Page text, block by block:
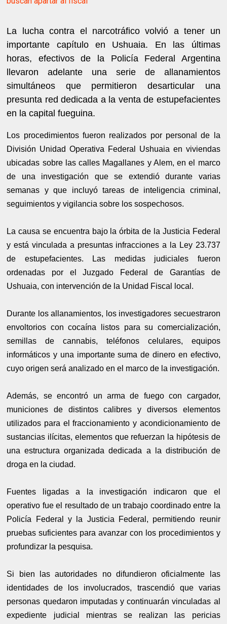
La lucha contra el narcotráfico volvió a tener un
importante capítulo en Ushuaia. En las últimas
horas, efectivos de la Policía Federal Argentina
llevaron adelante una serie de allanamientos
simultáneos que permitieron desarticular una
presunta red dedicada a la venta de estupefacientes
en la capital fueguina.
Los procedimientos fueron realizados por personal de la
División Unidad Operativa Federal Ushuaia en viviendas
ubicadas sobre las calles Magallanes y Alem, en el marco
de una investigación que se extendió durante varias
semanas y que incluyó tareas de inteligencia criminal,
seguimientos y vigilancia sobre los sospechosos.
La causa se encuentra bajo la órbita de la Justicia Federal
y está vinculada a presuntas infracciones a la Ley 23.737
de estupefacientes. Las medidas judiciales fueron
ordenadas por el Juzgado Federal de Garantías de
Ushuaia, con intervención de la Unidad Fiscal local.
Durante los allanamientos, los investigadores secuestraron
envoltorios con cocaína listos para su comercialización,
semillas de cannabis, teléfonos celulares, equipos
informáticos y una importante suma de dinero en efectivo,
cuyo origen será analizado en el marco de la investigación.
Además, se encontró un arma de fuego con cargador,
municiones de distintos calibres y diversos elementos
utilizados para el fraccionamiento y acondicionamiento de
sustancias ilícitas, elementos que refuerzan la hipótesis de
una estructura organizada dedicada a la distribución de
droga en la ciudad.
Fuentes ligadas a la investigación indicaron que el
operativo fue el resultado de un trabajo coordinado entre la
Policía Federal y la Justicia Federal, permitiendo reunir
pruebas suficientes para avanzar con los procedimientos y
profundizar la pesquisa.
Si bien las autoridades no difundieron oficialmente las
identidades de los involucrados, trascendió que varias
personas quedaron imputadas y continuarán vinculadas al
expediente judicial mientras se realizan las pericias